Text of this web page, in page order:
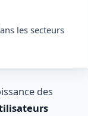
les secteurs
des